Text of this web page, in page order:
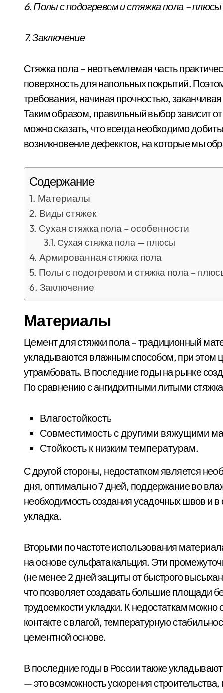
6. Полы с подогревом и стяжка пола –
7. Заключение
Стяжка пола – неотъемлемая часть
поверхность для напольных покрытий.
требования, начиная прочностью,
Таким образом, правильный выбор зависит
можно сказать, что всегда необходимо
возникновение дефекктов, на которые мы
Содержание
Материалы
Виды стяжек
Сухая стяжка пола – особенности
Сухая стяжка пола — плюсы
Армированная стяжка пола
Полы с подогревом и стяжка пола –
Заключение
Материалы
Цемент для стяжки пола – традиционный
укладываются влажным способом, при этом
утрамбовать. В последние годы на рынке
По сравнению с ангидритными литыми
Влагостойкость
Совместимость с другими вяжущими
Стойкость к низким температурам.
С другой стороны, недостатком является
дня, оптимально 7 дней, поддержание во
необходимость создания усадочных швов и
укладка.
Вторыми по частоте использования
на основе сульфата кальция. Эти
(не менее 2 дней защиты от быстрого
что позволяет создавать большие площади
трудоемкости укладки. К недостаткам можно
контакте с влагой, температурную
цементной основе.
В последние годы в России также
— это возможность ускорения